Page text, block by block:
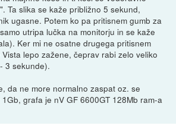
Ta slika se kaže približno 5 sekund,
ugasne. Potem ko pa pritisnem gumb za
utripa lučka na monitorju in se kaže
Ker mi ne osatne drugega pritisnem
lepo zažene, čeprav rabi zelo veliko
3 sekunde).
da ne more normalno zaspat oz. se
grafa je nV GF 6600GT 128Mb ram-a